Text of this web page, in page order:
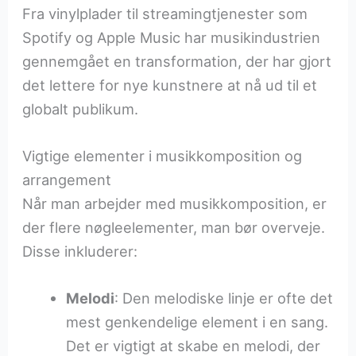
Fra vinylplader til streamingtjenester som
Spotify og Apple Music har musikindustrien
gennemgået en transformation, der har gjort
det lettere for nye kunstnere at nå ud til et
globalt publikum.
Vigtige elementer i musikkomposition og
arrangement
Når man arbejder med musikkomposition, er
der flere nøgleelementer, man bør overveje.
Disse inkluderer:
Melodi: Den melodiske linje er ofte det
mest genkendelige element i en sang.
Det er vigtigt at skabe en melodi, der